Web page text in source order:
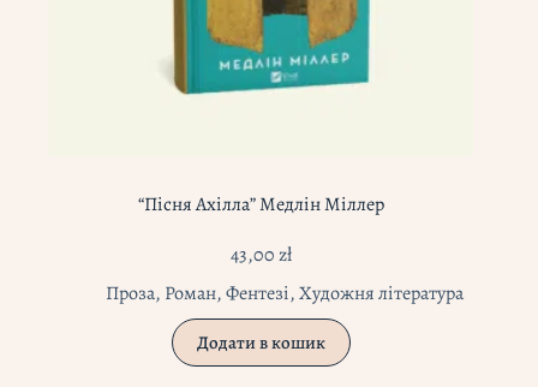
“Пісня Ахілла” Медлін Міллер
43,00zł
Проза, Роман,Фентезі,Художня література
Додати в кошик